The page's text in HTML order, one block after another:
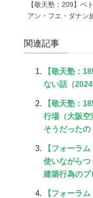
【敬天塾：209】ベ
アン・フエ・ダナン
関連記事
【敬天塾：
ない話（2024
【敬天塾：
行場（大阪空
そうだったの
【フォーラ
使いながらつ
建築行為のプ
【フォーラ